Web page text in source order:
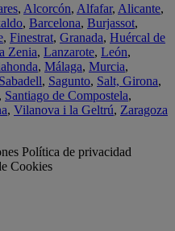
, Alcorcón, Alfafar, Alicante,
, Barcelona, Burjassot,
, Finestrat, Granada, Huércal de
Zenia, Lanzarote, León,
, Málaga, Murcia,
Sabadell, Sagunto, Salt, Girona,
Santiago de Compostela,
, Vilanova i la Geltrú, Zaragoza
Política de privacidad
Cookies